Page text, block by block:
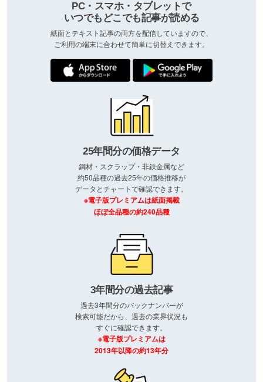
PC・スマホ・タブレットで
いつでもどこでも記事が読める
紙面とテキスト記事の両方を配信していますので、
ご利用の端末に合わせて簡単に切替えできます。
25年間分の価格データ
鋼材・スクラップ・非鉄金属など
約50品種の過去25年の価格推移が
データとチャートで確認できます。
※電子版プレミアムは紙面掲載
ほぼ全品種の約240品種
3年間分の過去記事
過去3年間分のバックナンバーが
検索可能だから、過去の業界状況も
すぐに確認できます。
※電子版プレミアムは
2013年以降の約13年分